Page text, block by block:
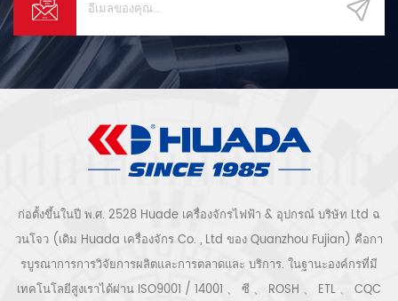
สถาบัน. 4、 Global Parter ของ
ทั่วโลกส่งออกไปมากกว่า 100
ประเทศและภูมิภาคและรักษาความ
ร่วมมือที่มั่นคงในระยะยาว ความ
ขาย วิศวกรสำหรับการควบคุม
ผลิตภัณฑ์ใหม่เทคโนโลยีใหม่วัสดุ
ใหม่งานฝีมือใหม่เพื่อนำเสนอ
บริการ
ก่อตั้งขึ้นในปี พ.ศ. 2528 Huade เครื่องจักรไฟฟ้า & อุปกรณ์ บริษัท Ltd ฉ
วนโจว (เดิม Huada เครื่องจักร Co. , Ltd ของ Quanzhou Fujian) คือกา
รบูรณาการการวิจัยการผลิตและการตลาดและ บริการ. ในฐานะองค์กรที่มี
เทคโนโลยีสูงเราได้ผ่าน ISO9001 / 14001 、 ซี 、 ROSH 、 ETL 、 CQC